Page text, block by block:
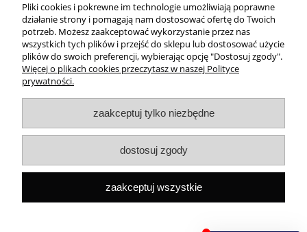
Dostawa
Moje konto
O firmie
Rekomendowane strony
Szybki kontakt
Capital ul. Tenisowa 8/U1, 02-602 Warszawa, Tel:+48
Pliki cookies i pokrewne im technologie umożliwiają poprawne
działanie strony i pomagają nam dostosować ofertę do Twoich
potrzeb. Możesz zaakceptować wykorzystanie przez nas
wszystkich tych plików i przejść do sklepu lub dostosować użycie
plików do swoich preferencji, wybierając opcję "Dostosuj zgody".
Więcej o plikach cookies przeczytasz w naszej Polityce
prywatności.
zaakceptuj tylko niezbędne
dostosuj zgody
zaakceptuj wszystkie